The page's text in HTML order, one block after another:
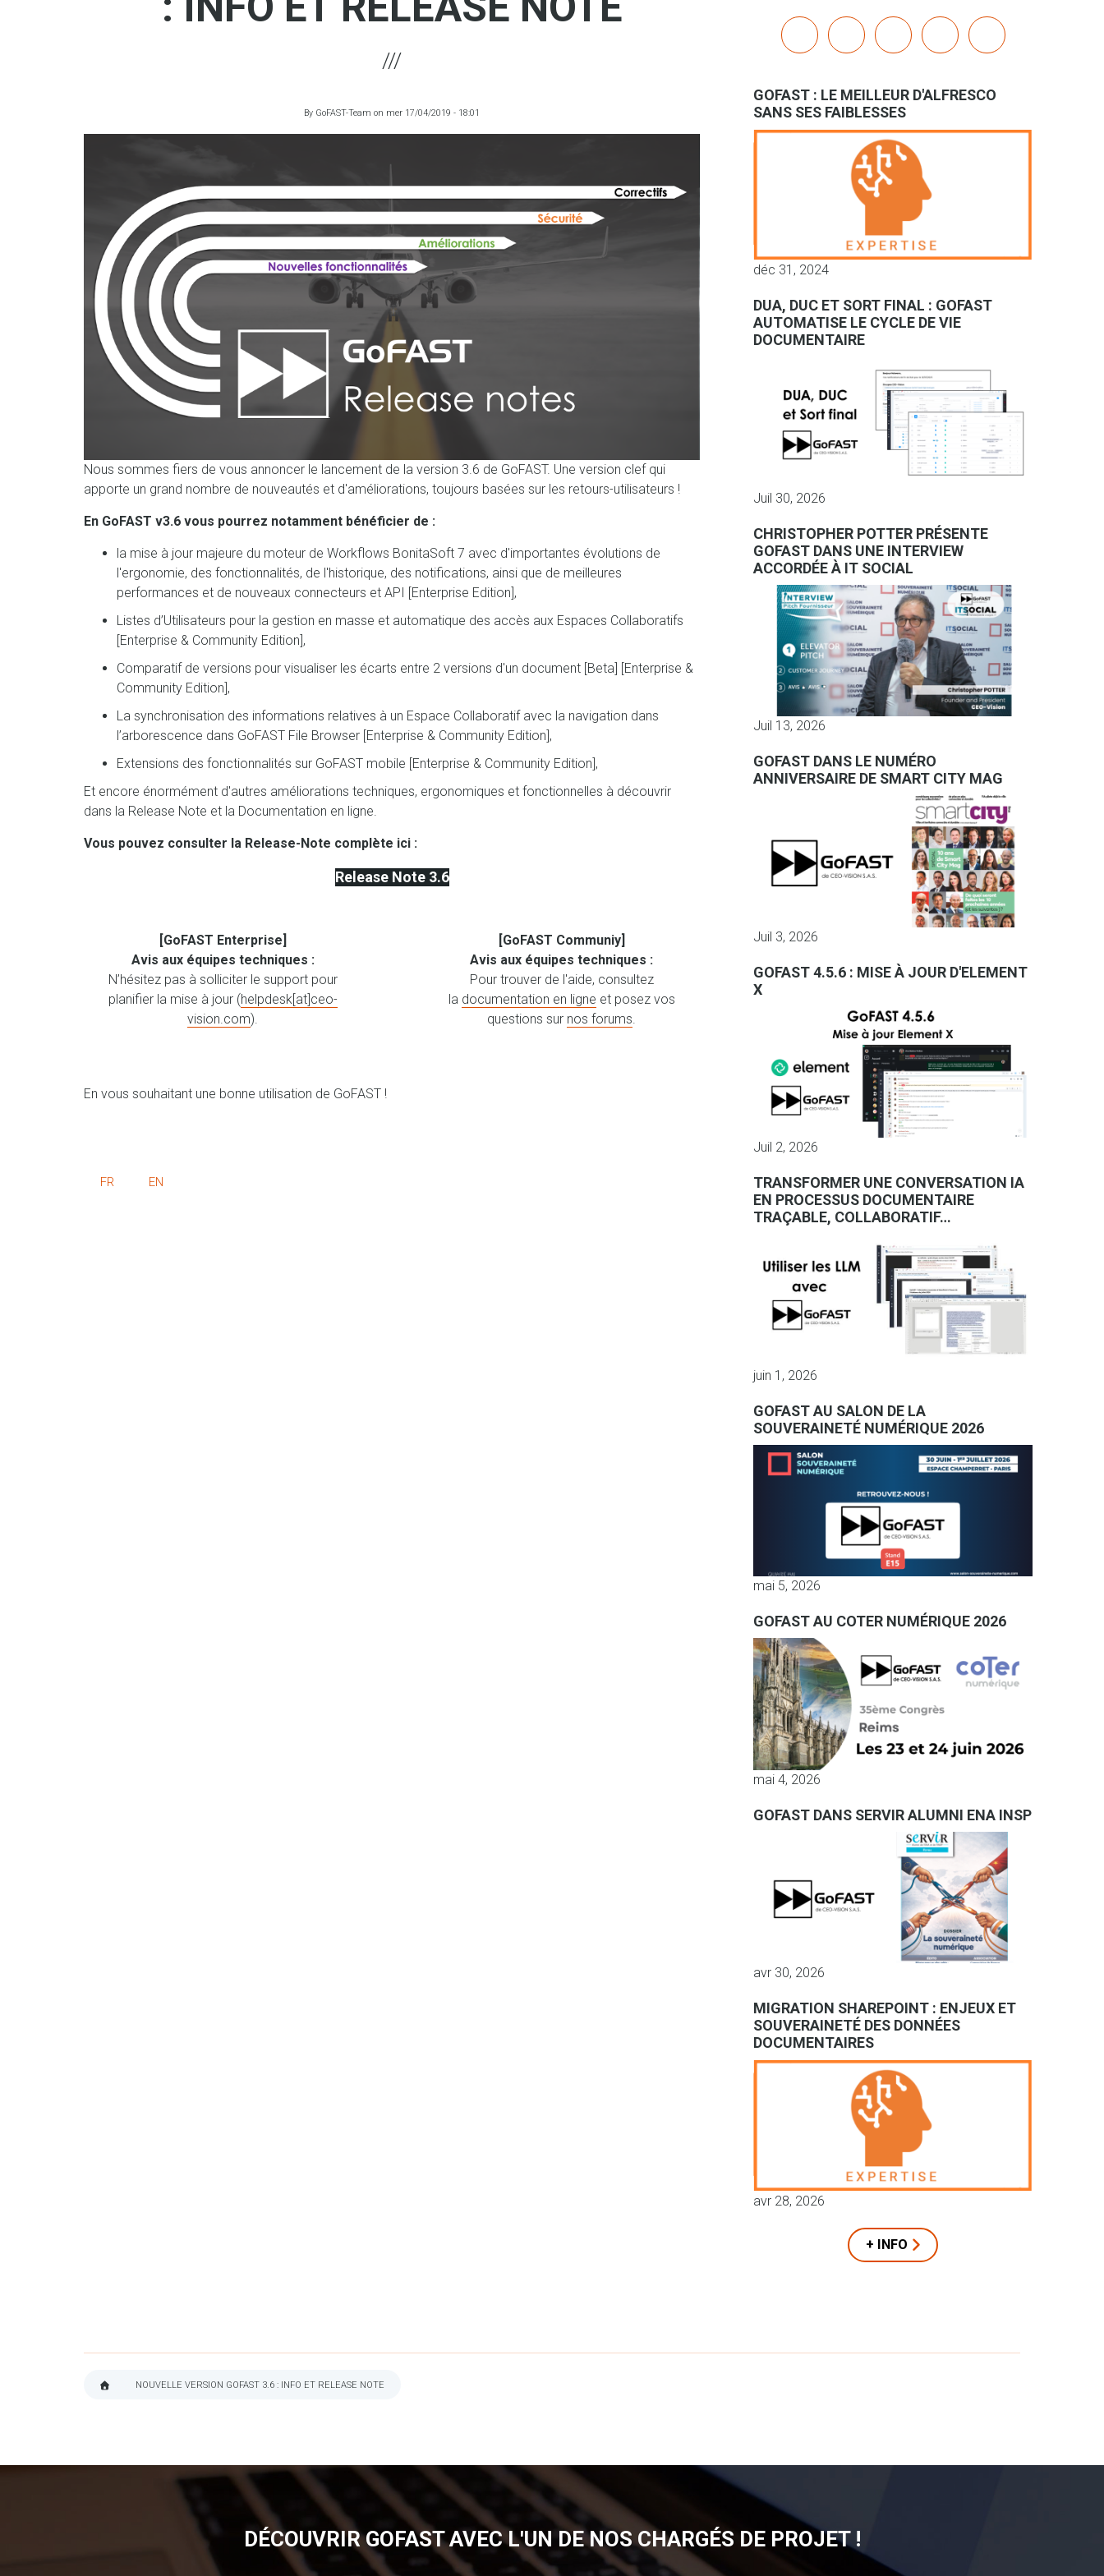
By GoFAST-Team on mer 17/04/2019 - 18:01
Nous sommes fiers de vous annoncer le lancement de la version 3.6 de GoFAST. Une version clef qui
apporte un grand nombre de nouveautés et d'améliorations, toujours basées sur les retours-utilisateurs !
En GoFAST v3.6 vous pourrez notamment bénéficier de :
la mise à jour majeure du moteur de Workflows BonitaSoft 7 avec d'importantes évolutions de
l'ergonomie, des fonctionnalités, de l'historique, des notifications, ainsi que de meilleures
performances et de nouveaux connecteurs et API [Enterprise Edition],
Listes d’Utilisateurs pour la gestion en masse et automatique des accès aux Espaces Collaboratifs
[Enterprise & Community Edition],
Comparatif de versions pour visualiser les écarts entre 2 versions d'un document [Beta] [Enterprise &
Community Edition],
La synchronisation des informations relatives à un Espace Collaboratif avec la navigation dans
l’arborescence dans GoFAST File Browser [Enterprise & Community Edition],
Extensions des fonctionnalités sur GoFAST mobile [Enterprise & Community Edition],
Et encore énormément d'autres améliorations techniques, ergonomiques et fonctionnelles à découvrir
dans la Release Note et la Documentation en ligne.
Vous pouvez consulter la Release-Note complète ici :
Release Note 3.6
[GoFAST Enterprise]
Avis aux équipes techniques :
N’hésitez pas à solliciter le support pour
planifier la mise à jour (helpdesk[at]ceo-
vision.com).
[GoFAST Communiy]
Avis aux équipes techniques :
Pour trouver de l'aide, consultez
la documentation en ligne et posez vos
questions sur nos forums
En vous souhaitant une bonne utilisation de GoFAST !
FR EN
linkedinyoutubebluesky mastodon
GOFAST : LE MEILLEUR D'ALFRESCO
SANS SES FAIBLESSES
déc 31, 2024
DUA, DUC ET SORT FINAL : GOFAST
AUTOMATISE LE CYCLE DE VIE
DOCUMENTAIRE
Juil 30, 2026
CHRISTOPHER POTTER PRÉSENTE
GOFAST DANS UNE INTERVIEW
ACCORDÉE À IT SOCIAL
Juil 13, 2026
GOFAST DANS LE NUMÉRO
ANNIVERSAIRE DE SMART CITY MAG
Juil 3, 2026
GOFAST 4.5.6 : MISE À JOUR D'ELEMENT
X
Juil 2, 2026
TRANSFORMER UNE CONVERSATION IA
EN PROCESSUS DOCUMENTAIRE
TRAÇABLE, COLLABORATIF…
juin 1, 2026
GOFAST AU SALON DE LA
SOUVERAINETÉ NUMÉRIQUE 2026
mai 5, 2026
GOFAST AU COTER NUMÉRIQUE 2026
mai 4, 2026
GOFAST DANS SERVIR ALUMNI ENA INSP
avr 30, 2026
MIGRATION SHAREPOINT : ENJEUX ET
SOUVERAINETÉ DES DONNÉES
DOCUMENTAIRES
avr 28, 2026
+ INFO
NOUVELLE VERSION GOFAST 3.6 : INFO ET RELEASE NOTE
DÉCOUVRIR GOFAST AVEC L'UN DE NOS CHARGÉS DE PROJET !